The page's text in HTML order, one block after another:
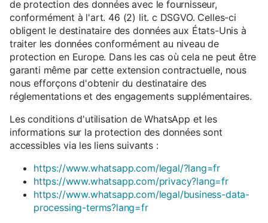
de protection des données avec le fournisseur,
conformément à l'art. 46 (2) lit. c DSGVO. Celles-ci
obligent le destinataire des données aux États-Unis à
traiter les données conformément au niveau de
protection en Europe. Dans les cas où cela ne peut être
garanti même par cette extension contractuelle, nous
nous efforçons d'obtenir du destinataire des
réglementations et des engagements supplémentaires.
Les conditions d'utilisation de WhatsApp et les
informations sur la protection des données sont
accessibles via les liens suivants :
https://www.whatsapp.com/legal/?lang=fr
https://www.whatsapp.com/privacy?lang=fr
https://www.whatsapp.com/legal/business-data-
processing-terms?lang=fr